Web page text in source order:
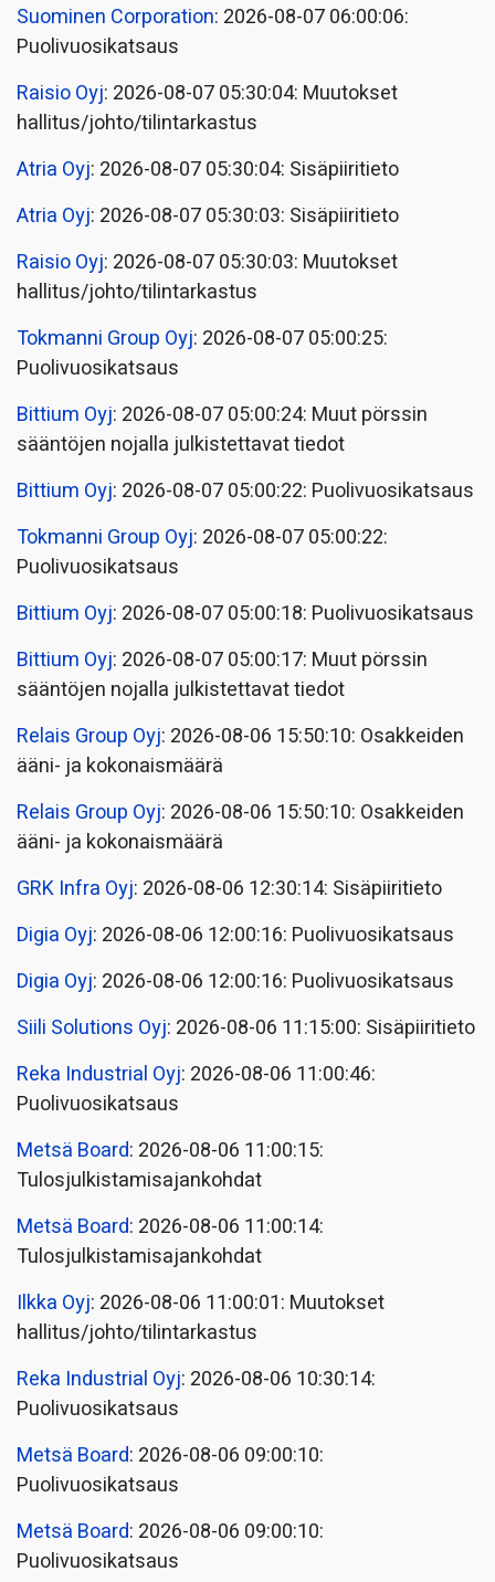
Suominen Corporation: 2026-08-07 06:00:06:
Puolivuosikatsaus
Raisio Oyj: 2026-08-07 05:30:04: Muutokset
hallitus/johto/tilintarkastus
Atria Oyj: 2026-08-07 05:30:04: Sisäpiiritieto
Atria Oyj: 2026-08-07 05:30:03: Sisäpiiritieto
Raisio Oyj: 2026-08-07 05:30:03: Muutokset
hallitus/johto/tilintarkastus
Tokmanni Group Oyj: 2026-08-07 05:00:25:
Puolivuosikatsaus
Bittium Oyj: 2026-08-07 05:00:24: Muut pörssin
sääntöjen nojalla julkistettavat tiedot
Bittium Oyj: 2026-08-07 05:00:22: Puolivuosikatsaus
Tokmanni Group Oyj: 2026-08-07 05:00:22:
Puolivuosikatsaus
Bittium Oyj: 2026-08-07 05:00:18: Puolivuosikatsaus
Bittium Oyj: 2026-08-07 05:00:17: Muut pörssin
sääntöjen nojalla julkistettavat tiedot
Relais Group Oyj: 2026-08-06 15:50:10: Osakkeiden
ääni- ja kokonaismäärä
Relais Group Oyj: 2026-08-06 15:50:10: Osakkeiden
ääni- ja kokonaismäärä
GRK Infra Oyj: 2026-08-06 12:30:14: Sisäpiiritieto
Digia Oyj: 2026-08-06 12:00:16: Puolivuosikatsaus
Digia Oyj: 2026-08-06 12:00:16: Puolivuosikatsaus
Siili Solutions Oyj: 2026-08-06 11:15:00: Sisäpiiritieto
Reka Industrial Oyj: 2026-08-06 11:00:46:
Puolivuosikatsaus
Metsä Board: 2026-08-06 11:00:15:
Tulosjulkistamisajankohdat
Metsä Board: 2026-08-06 11:00:14:
Tulosjulkistamisajankohdat
Ilkka Oyj: 2026-08-06 11:00:01: Muutokset
hallitus/johto/tilintarkastus
Reka Industrial Oyj: 2026-08-06 10:30:14:
Puolivuosikatsaus
Metsä Board: 2026-08-06 09:00:10:
Puolivuosikatsaus
Metsä Board: 2026-08-06 09:00:10:
Puolivuosikatsaus